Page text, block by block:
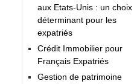
aux Etats-Unis : un choix
déterminant pour les
expatriés
Crédit Immobilier pour
Français Expatriés
Gestion de patrimoine